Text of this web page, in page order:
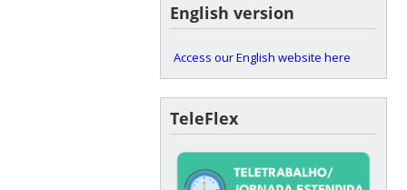
English version
Access our English website here
TeleFlex